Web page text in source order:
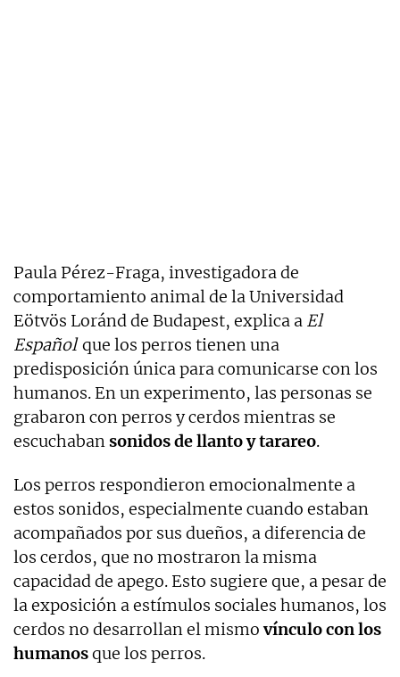
Paula Pérez-Fraga, investigadora de
comportamiento animal de la Universidad
Eötvös Loránd de Budapest, explica a El
Españolque los perros tienen una
predisposición única para comunicarse con los
humanos. En un experimento, las personas se
grabaron con perros y cerdos mientras se
escuchabansonidos de llanto y tarareo.
Los perros respondieron emocionalmente a
estos sonidos, especialmente cuando estaban
acompañados por sus dueños, a diferencia de
los cerdos, que no mostraron la misma
capacidad de apego. Esto sugiere que, a pesar de
la exposición a estímulos sociales humanos, los
cerdos no desarrollan el mismovínculo con los
humanosque los perros.